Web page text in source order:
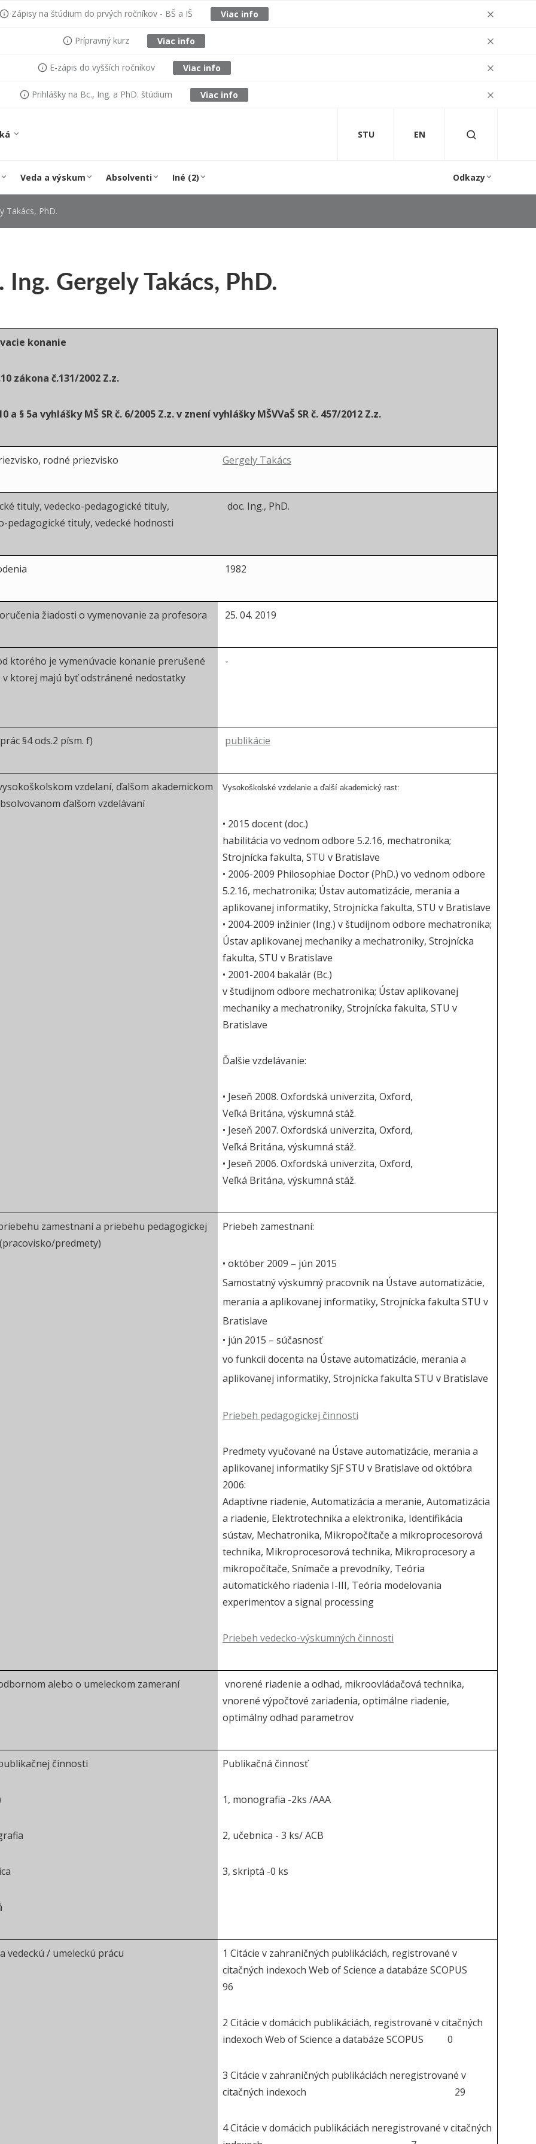
Zápisy na štúdium do prvých ročníkov - BŠ a IŠ Viac info
Prípravný kurz Viac info
E-zápis do vyšších ročníkov Viac info
Prihlášky na Bc., Ing. a PhD. štúdium Viac info
STU EN
Veda a výskum Absolventi Iné (2) Odkazy
Takács, PhD.
Ing. Gergely Takács, PhD.
konanie
zákona č.131/2002 Z.z.
a § 5a vyhlášky MŠ SR č. 6/2005 Z.z. v znení vyhlášky MŠVVaŠ SR č. 457/2012 Z.z.
rodné priezvisko Gergely Takács
tituly, vedecko-pedagogické tituly,
pedagogické tituly, vedecké hodnosti
doc. Ing., PhD.
1982
žiadosti o vymenovanie za profesora 25. 04. 2019
ktorého je vymenúvacie konanie prerušené
v ktorej majú byť odstránené nedostatky
-
§4 ods.2 písm. f) publikácie
vzdelaní, ďalšom akademickom
ďalšom vzdelávaní
Vysokoškolské vzdelanie a ďalší akademický rast:
• 2015 docent (doc.)
habilitácia vo vednom odbore 5.2.16, mechatronika;
Strojnícka fakulta, STU v Bratislave
• 2006-2009 Philosophiae Doctor (PhD.) vo vednom odbore
5.2.16, mechatronika; Ústav automatizácie, merania a
aplikovanej informatiky, Strojnícka fakulta, STU v Bratislave
• 2004-2009 inžinier (Ing.) v študijnom odbore mechatronika;
Ústav aplikovanej mechaniky a mechatroniky, Strojnícka
fakulta, STU v Bratislave
• 2001-2004 bakalár (Bc.)
v študijnom odbore mechatronika; Ústav aplikovanej
mechaniky a mechatroniky, Strojnícka fakulta, STU v
Bratislave
Ďalšie vzdelávanie:
• Jeseň 2008. Oxfordská univerzita, Oxford,
Veľká Britána, výskumná stáž.
• Jeseň 2007. Oxfordská univerzita, Oxford,
Veľká Britána, výskumná stáž.
• Jeseň 2006. Oxfordská univerzita, Oxford,
Veľká Britána, výskumná stáž.
zamestnaní a priebehu pedagogickej
predmety)
Priebeh zamestnaní:
• október 2009 – jún 2015
Samostatný výskumný pracovník na Ústave automatizácie,
merania a aplikovanej informatiky, Strojnícka fakulta STU v
Bratislave
• jún 2015 – súčasnosť
vo funkcii docenta na Ústave automatizácie, merania a
aplikovanej informatiky, Strojnícka fakulta STU v Bratislave
Priebeh pedagogickej činnosti
Predmety vyučované na Ústave automatizácie, merania a
aplikovanej informatiky SjF STU v Bratislave od októbra
2006:
Adaptívne riadenie, Automatizácia a meranie, Automatizácia
a riadenie, Elektrotechnika a elektronika, Identifikácia
sústav, Mechatronika, Mikropočítače a mikroprocesorová
technika, Mikroprocesorová technika, Mikroprocesory a
mikropočítače, Snímače a prevodníky, Teória
automatického riadenia I-III, Teória modelovania
experimentov a signal processing
Priebeh vedecko-výskumných činnosti
alebo o umeleckom zameraní
vnorené riadenie a odhad, mikroovládačová technika,
vnorené výpočtové zariadenia, optimálne riadenie,
optimálny odhad parametrov
činnosti Publikačná činnosť
1, monografia -2ks /AAA
2, učebnica - 3 ks/ ACB
3, skriptá -0 ks
vedeckú / umeleckú prácu
1 Citácie v zahraničných publikáciách, registrované v
citačných indexoch Web of Science a databáze SCOPUS
96
2 Citácie v domácich publikáciách, registrované v citačných
indexoch Web of Science a databáze SCOPUS 0
3 Citácie v zahraničných publikáciách neregistrované v
citačných indexoch 29
4 Citácie v domácich publikáciách neregistrované v citačných